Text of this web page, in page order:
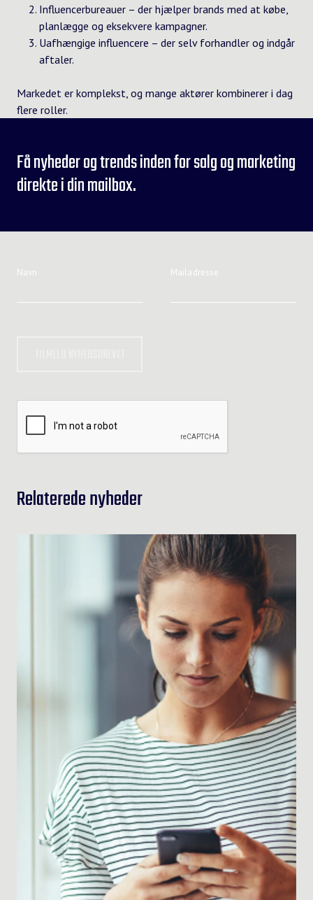
Influencerbureauer – der hjælper brands med at købe,
planlægge og eksekvere kampagner.
Uafhængige influencere – der selv forhandler og indgår
aftaler.
Markedet er komplekst, og mange aktører kombinerer i dag
flere roller.
Få nyheder og trends inden for salg og marketing
direkte i din mailbox.
Navn Mailadresse
Relaterede nyheder